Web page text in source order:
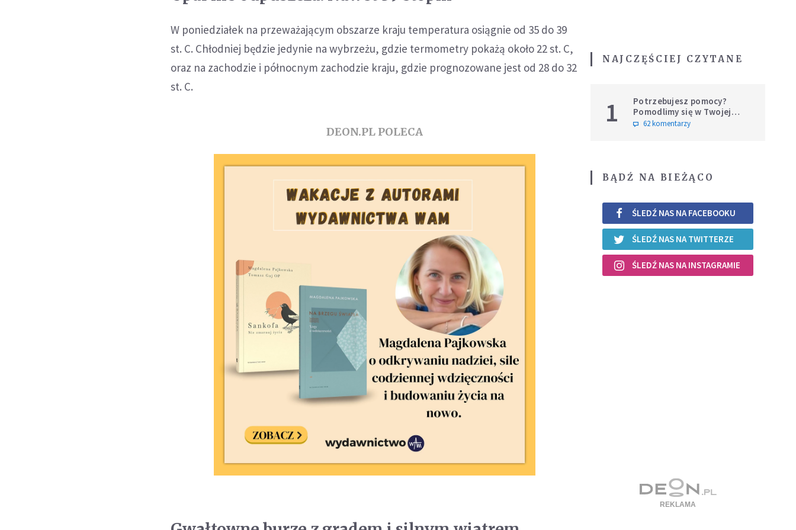
W poniedziałek na przeważającym obszarze kraju temperatura osiągnie od 35 do 39
st. C. Chłodniej będzie jedynie na wybrzeżu, gdzie termometry pokażą około 22 st. C,
oraz na zachodzie i północnym zachodzie kraju, gdzie prognozowane jest od 28 do 32
st. C.
DEON.PL POLECA
NAJCZĘŚCIEJ CZYTANE
1
Potrzebujesz pomocy?
Pomodlimy się w Twojej
intencji
62 komentarzy
BĄDŹ NA BIEŻĄCO
ŚLEDŹ NAS NA FACEBOOKU
ŚLEDŹ NAS NA TWITTERZE
ŚLEDŹ NAS NA INSTAGRAMIE